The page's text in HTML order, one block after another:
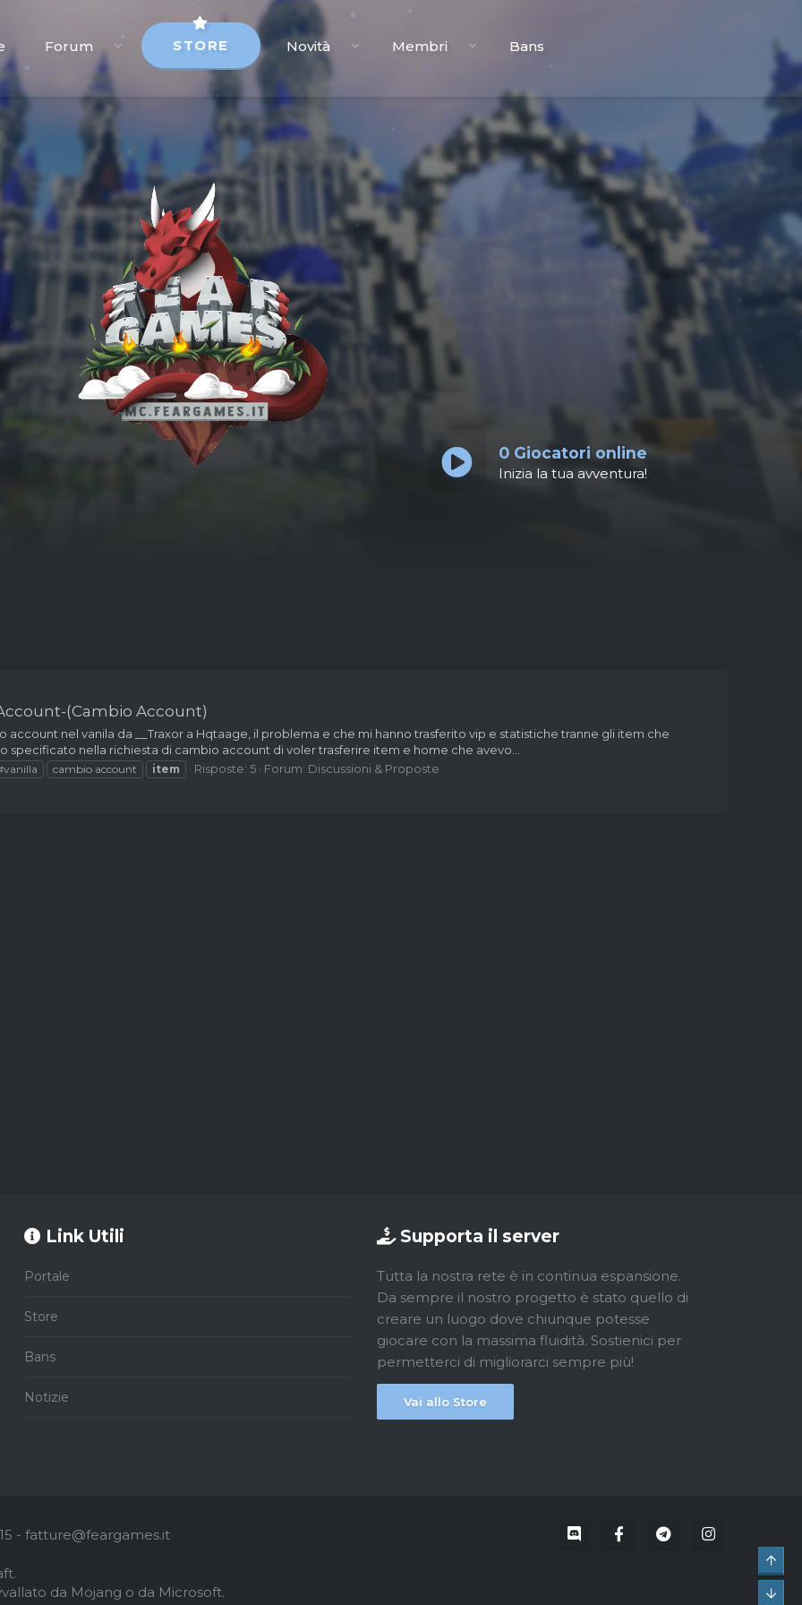
Forum STORE Novità Membri Bans
0 Giocatori online
Inizia la tua avventura!
(Cambio Account)
nel vanila da __Traxor a Hqtaage, il problema e che mi hanno trasferito vip e statistiche tranne gli item che
specificato nella richiesta di cambio account di voler trasferire item e home che avevo...
cambio account item Risposte: 5 Forum: Discussioni & Proposte
Link Utili
Portale
Store
Bans
Notizie
Supporta il server
Tutta la nostra rete è in continua espansione.
Da sempre il nostro progetto è stato quello di
creare un luogo dove chiunque potesse
giocare con la massima fluidità. Sostienici per
permetterci di migliorarci sempre più!
Vai allo Store
- fatture@feargames.it
da Mojang o da Microsoft.
Top